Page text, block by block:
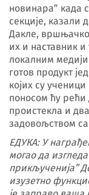
новинара” када
секције, казали
Дакле,
их и наставник
локалним
готов продукт
којих су
поносом ћу рећи
проистекла и
задовољством
ЕДУКА: У
могао да
прикљученија”
изузетно